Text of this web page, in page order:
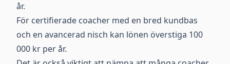
år.
För certifierade coacher med en bred kundbas
och en avancerad nisch kan lönen överstiga 100
000 kr per år.